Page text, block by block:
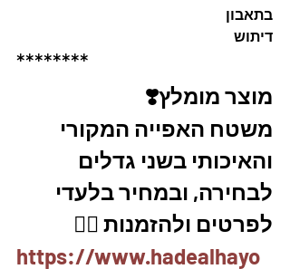
בתאבון
דיתוש
********
מוצר מומלץ❣️
משטח האפייה המקורי
והאיכותי בשני גדלים
לבחירה, ובמחיר בלעדי
לפרטים ולהזמנות 👇🏼
https://www.hadealhayo